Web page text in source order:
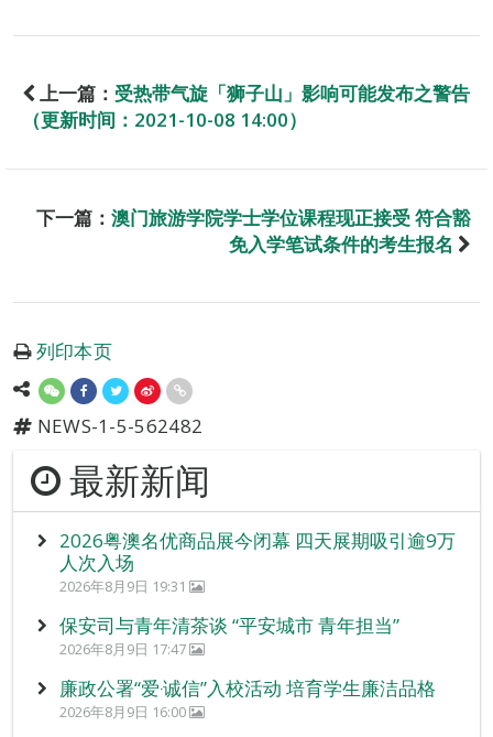
上一篇： 受热带气旋「狮子山」影响可能发布之警告
（更新时间：2021-10-08 14:00）
下一篇： 澳门旅游学院学士学位课程现正接受 符合豁
免入学笔试条件的考生报名
列印本页
NEWS-1-5-562482
最新新闻
2026粤澳名优商品展今闭幕 四天展期吸引逾9万
人次入场
2026年8月9日 19:31
保安司与青年清茶谈 “平安城市 青年担当”
2026年8月9日 17:47
廉政公署“爱‧诚信”入校活动 培育学生廉洁品格
2026年8月9日 16:00